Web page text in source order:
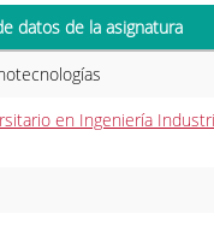
datos de la asignatura
en Ingeniería